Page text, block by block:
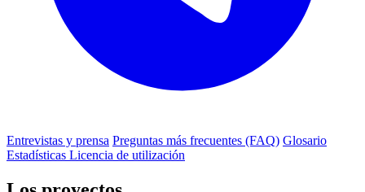
Entrevistas y prensa Preguntas más frecuentes (FAQ) Glosario
Estadísticas Licencia de utilización